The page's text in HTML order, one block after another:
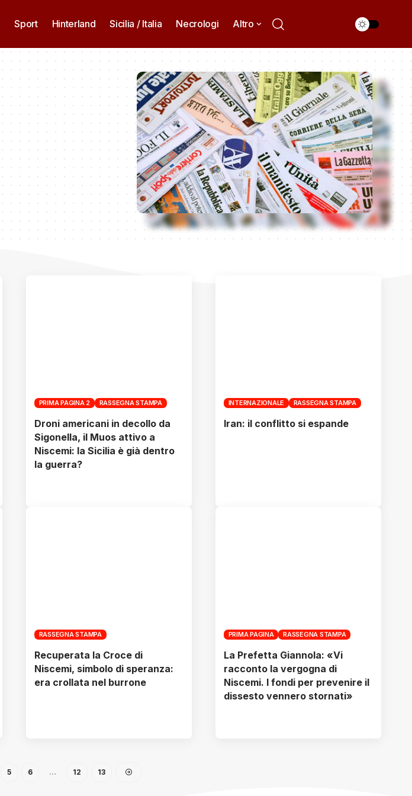
Sport Hinterland Sicilia / Italia Necrologi Altro
PRIMA PAGINA 2 RASSEGNA STAMPA
Droni americani in decollo da
Sigonella, il Muos attivo a
Niscemi: la Sicilia è già dentro
la guerra?
INTERNAZIONALE RASSEGNA STAMPA
Iran: il conflitto si espande
RASSEGNA STAMPA
Recuperata la Croce di
Niscemi, simbolo di speranza:
era crollata nel burrone
PRIMA PAGINA RASSEGNA STAMPA
La Prefetta Giannola: «Vi
racconto la vergogna di
Niscemi. I fondi per prevenire il
dissesto vennero stornati»
5 6 … 12 13